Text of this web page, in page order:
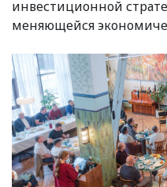
инвестиционной
меняющейся